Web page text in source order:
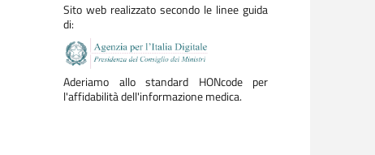
Sito web realizzato secondo le linee guida
di:
Aderiamo allo standard HONcode per
l'affidabilità dell'informazione medica.